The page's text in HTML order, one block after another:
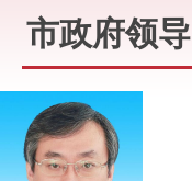
办事服务
市政府领导